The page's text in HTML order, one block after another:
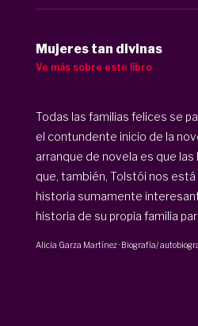
Mujeres tan divinas
Ve más sobre este libro
Todas las familias felices se
el contundente inicio de la
arranque de novela es que
que, también, Tolstói nos
historia sumamente
historia de su propia familia
Alicia Garza Martínez · Biografía/